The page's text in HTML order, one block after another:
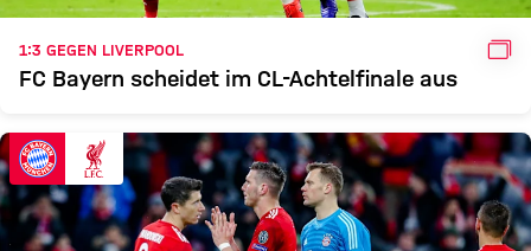
1:3 GEGEN LIVERPOOL
FC Bayern scheidet im CL-Achtelfinale aus